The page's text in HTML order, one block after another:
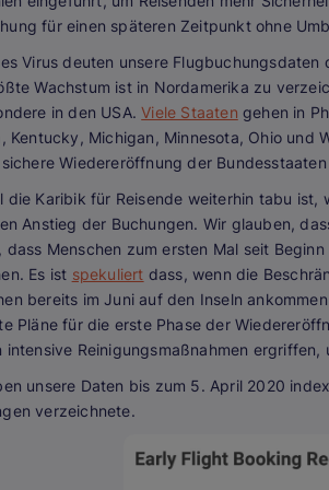
für einen späteren Zeitpunkt ohne
Virus deuten unsere
Wachstum ist in Nordamerika zu
in den USA.Viele Staaten gehen in
Kentucky, Michigan, Minnesota, Ohio und
Wiedereröffnung der
die Karibik für Reisende weiterhin tabu
Anstieg der Buchungen. Wir glauben,
dass Menschen zum ersten Mal seit
Es ist spekuliert dass, wenn die
bereits im Juni auf den Inseln
Pläne für die erste Phase der
intensive Reinigungsmaßnahmen
unsere Daten bis zum 5. April 2020
verzeichnete.